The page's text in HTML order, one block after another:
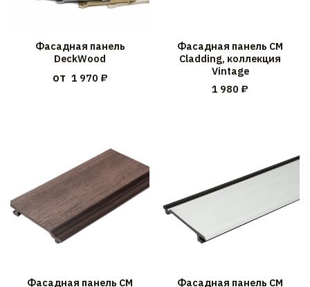
Фасадная панель
DeckWood
от 1 970 ₽
Фасадная панель CM
Cladding, коллекция
Vintage
1 980 ₽
Фасадная панель CM Фасадная панель CM